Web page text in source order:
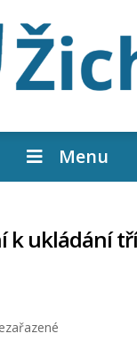
Menu
k ukládání